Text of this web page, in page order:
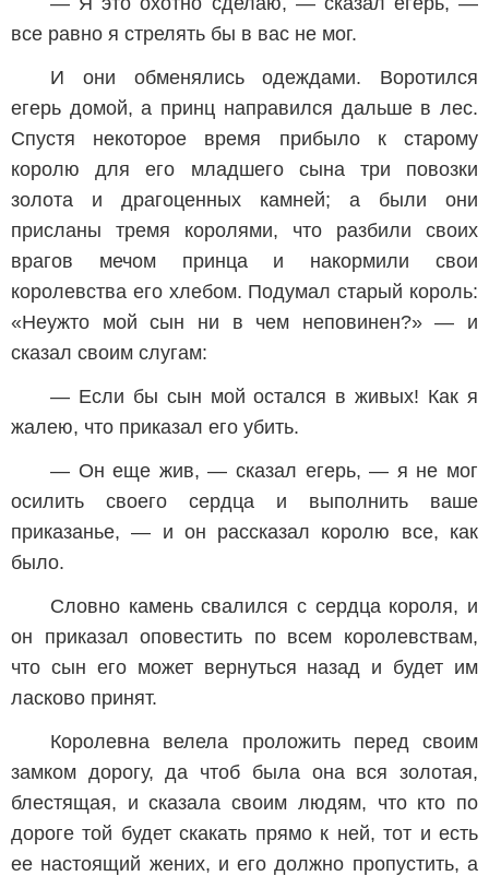
все равно я стрелять бы в вас не мог.
И они обменялись одеждами. Воротился
егерь домой, а принц направился дальше в лес.
Спустя некоторое время прибыло к старому
королю для его младшего сына три повозки
золота и драгоценных камней; а были они
присланы тремя королями, что разбили своих
врагов мечом принца и накормили свои
королевства его хлебом. Подумал старый король:
«Неужто мой сын ни в чем неповинен?» — и
сказал своим слугам:
— Если бы сын мой остался в живых! Как я
жалею, что приказал его убить.
— Он еще жив, — сказал егерь, — я не мог
осилить своего сердца и выполнить ваше
приказанье, — и он рассказал королю все, как
было.
Словно камень свалился с сердца короля, и
он приказал оповестить по всем королевствам,
что сын его может вернуться назад и будет им
ласково принят.
Королевна велела проложить перед своим
замком дорогу, да чтоб была она вся золотая,
блестящая, и сказала своим людям, что кто по
дороге той будет скакать прямо к ней, тот и есть
ее настоящий жених, и его должно пропустить, а